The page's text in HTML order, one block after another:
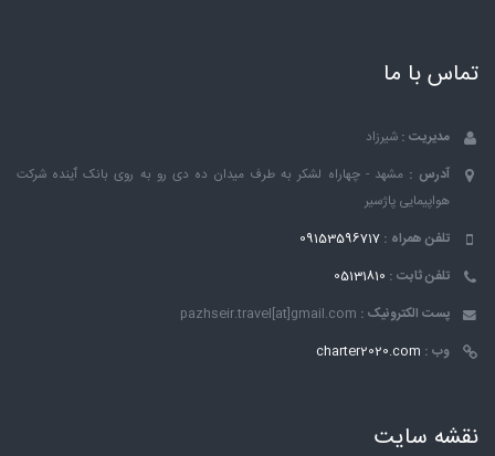
تماس با ما
مدیریت : شیرزاد
آدرس : مشهد - چهاراه لشکر به طرف میدان ده دی رو به روی بانک ٱینده شرکت
هواپیمایی پاژسیر
تلفن همراه : 09153596717
تلفن ثابت : 05131810
پست الکترونیک : pazhseir.travel[at]gmail.com
وب : charter2020.com
نقشه سایت